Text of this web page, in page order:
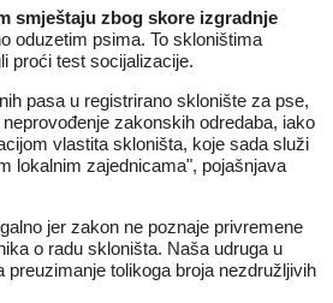
smještaju zbog skore izgradnje
oduzetim psima. To skloništima
proći test socijalizacije.
pasa u registrirano sklonište za pse,
zakonskih odredaba, iako
vlastita skloništa, koje sada služi
lokalnim zajednicama", pojašnjava
jer zakon ne poznaje privremene
o radu skloništa. Naša udruga u
tolikoga broja nezdružljivih